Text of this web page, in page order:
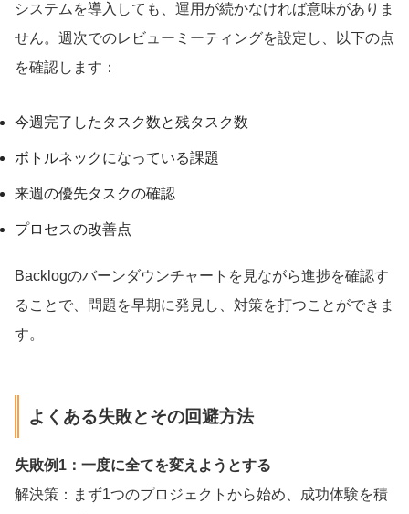
システムを導入しても、運用が続かなければ意味がありま
せん。週次でのレビューミーティングを設定し、以下の点
を確認します：
今週完了したタスク数と残タスク数
ボトルネックになっている課題
来週の優先タスクの確認
プロセスの改善点
Backlogのバーンダウンチャートを見ながら進捗を確認す
ることで、問題を早期に発見し、対策を打つことができま
す。
よくある失敗とその回避方法
失敗例1：一度に全てを変えようとする
解決策：まず1つのプロジェクトから始め、成功体験を積